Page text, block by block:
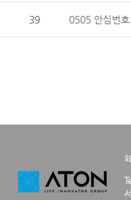
39 0505 안심번